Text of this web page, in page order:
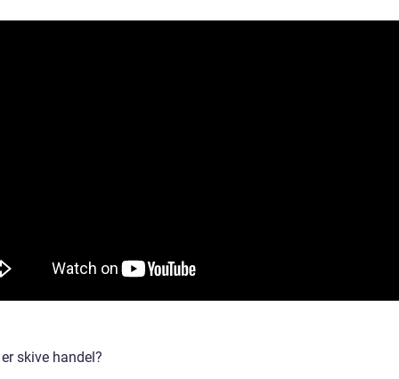
skive handel?